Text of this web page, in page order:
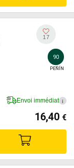
17
90
PEÑÍN
Envoi immédiat i
16,40 €